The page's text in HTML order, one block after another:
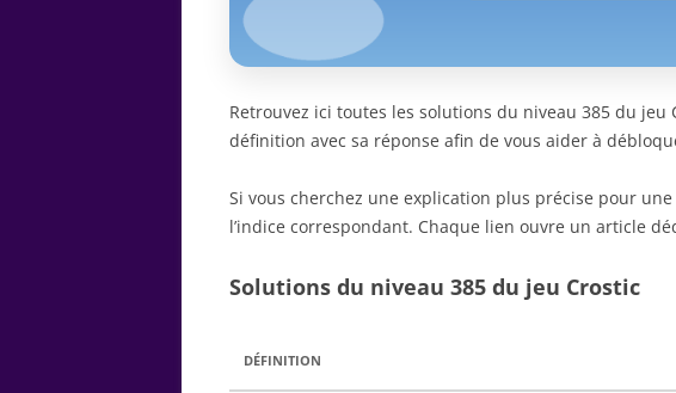
Retrouvez ici toutes les solutions du niveau 385 du jeu
définition avec sa réponse afin de vous aider à
Si vous cherchez une explication plus précise pour
l’indice correspondant. Chaque lien ouvre un article
Solutions du niveau 385 du jeu Crostic
DÉFINITION